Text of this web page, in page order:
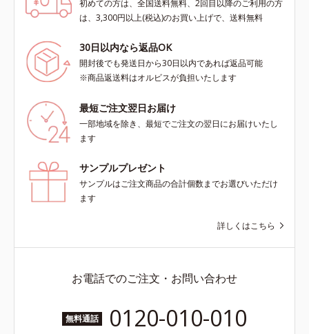
初めての方は、全国送料無料、2回目以降のご利用の方
は、3,300円以上(税込)のお買い上げで、送料無料
30日以内なら返品OK
開封後でも発送日から30日以内であれば返品可能
※商品返送料はオルビスが負担いたします
最短ご注文翌日お届け
一部地域を除き、最短でご注文の翌日にお届けいたし
ます
サンプルプレゼント
サンプルはご注文商品の合計個数までお選びいただけ
ます
詳しくはこちら
お電話でのご注文・お問い合わせ
無料通話 0120-010-010